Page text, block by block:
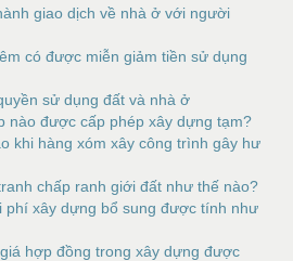
giao dịch về nhà ở với người
có được miễn giảm tiền sử dụng
sử dụng đất và nhà ở
nào được cấp phép xây dựng tạm?
khi hàng xóm xây công trình gây hư
chấp ranh giới đất như thế nào?
phí xây dựng bổ sung được tính như
hợp đồng trong xây dựng được